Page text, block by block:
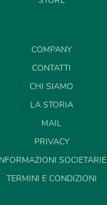
COMPANY
CONTATTI
CHI SIAMO
LA STORIA
MAIL
PRIVACY
SOCIETARIE
TERMINI E CONDIZIONI